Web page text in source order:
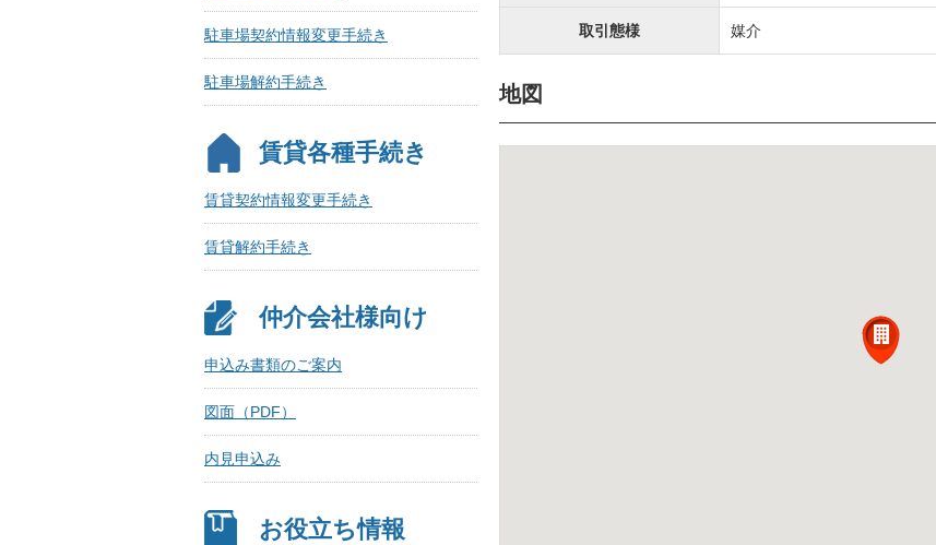
取引態様 媒介
地図
駐車場契約情報変更手続き
駐車場解約手続き
賃貸各種手続き
賃貸契約情報変更手続き
賃貸解約手続き
仲介会社様向け
申込み書類のご案内
図面（PDF）
内見申込み
お役立ち情報